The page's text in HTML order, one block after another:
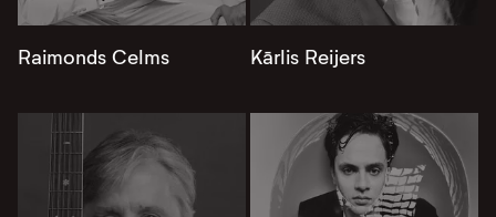
Raimonds Celms Kārlis Reijers